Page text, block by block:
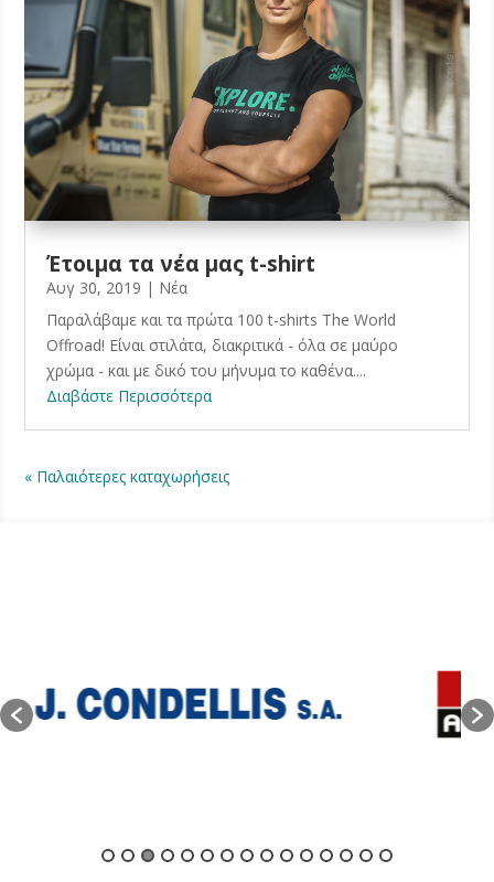
Έτοιμα τα νέα μας t-shirt
Αυγ 30, 2019 | Νέα
Παραλάβαμε και τα πρώτα 100 t-shirts The World
Offroad! Είναι στιλάτα, διακριτικά - όλα σε μαύρο
χρώμα - και με δικό του μήνυμα το καθένα....
Διαβάστε Περισσότερα
« Παλαιότερες καταχωρήσεις